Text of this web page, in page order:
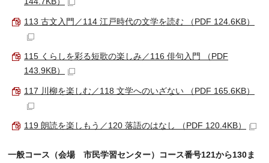
113 古文入門／114 江戸時代の文学を読む （PDF 124.6KB）
115 くらしを彩る短歌の楽しみ／116 俳句入門 （PDF
143.9KB）
117 川柳を楽しむ／118 文学へのいざない （PDF 165.6KB）
119 朗読を楽しもう／120 落語のはなし （PDF 120.4KB）
一般コース（会場 市民学習センター）コース番号121から130ま